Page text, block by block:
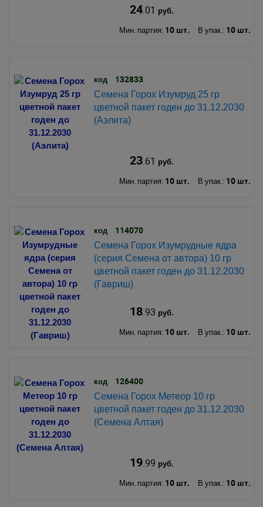
24.01 руб.
Мин. партия: 10 шт. В упак.: 10 шт.
код 132833
Семена Горох Изумруд 25 гр
цветной пакет годен до 31.12.2030
(Аэлита)
23.61 руб.
Мин. партия: 10 шт. В упак.: 10 шт.
код 114070
Семена Горох Изумрудные ядра
(серия Семена от автора) 10 гр
цветной пакет годен до 31.12.2030
(Гавриш)
18.93 руб.
Мин. партия: 10 шт. В упак.: 10 шт.
код 126400
Семена Горох Метеор 10 гр
цветной пакет годен до 31.12.2030
(Семена Алтая)
19.99 руб.
Мин. партия: 10 шт. В упак.: 10 шт.